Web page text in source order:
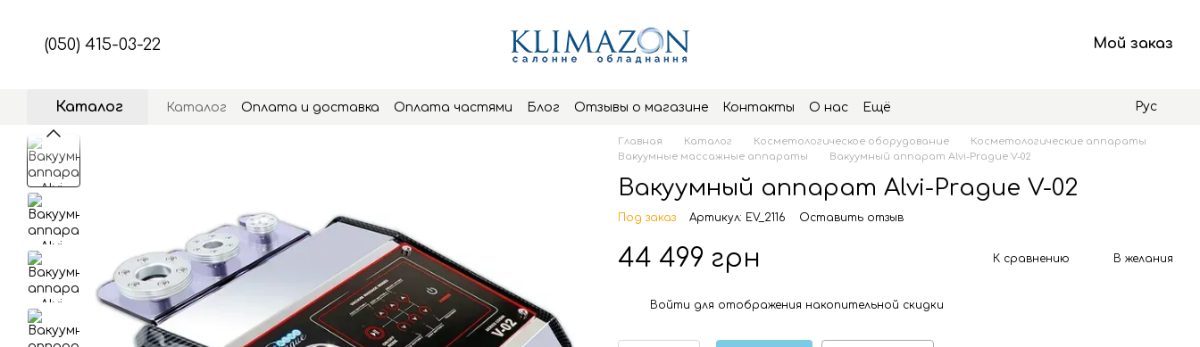
(050) 415-03-22 Мой заказ
Каталог Каталог Оплата и доставка Оплата частями Блог Отзывы о магазине Контакты О нас Ещё Рус
Главная Каталог Косметологическое оборудование
Косметологические аппараты
Вакуумные массажные аппараты
Вакуумный аппарат Alvi-Prague V-02
Вакуумный аппарат Alvi-Prague V-02
Под заказ Артикул: EV_2116 Оставить отзыв
44 499 грн К сравнению В желания
Войти для отображения накопительной скидки